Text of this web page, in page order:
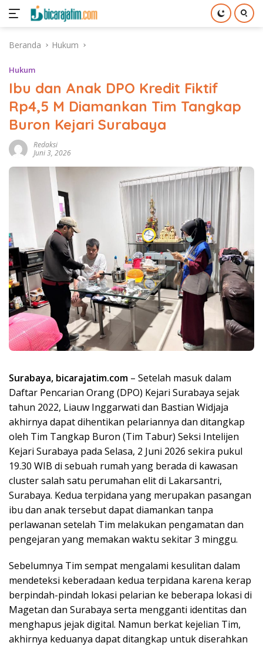
Beranda Hukum
Hukum
Ibu dan Anak DPO Kredit Fiktif
Rp4,5 M Diamankan Tim Tangkap
Buron Kejari Surabaya
Redaksi
Juni 3, 2026
Surabaya, bicarajatim.com – Setelah masuk dalam
Daftar Pencarian Orang (DPO) Kejari Surabaya sejak
tahun 2022, Liauw Inggarwati dan Bastian Widjaja
akhirnya dapat dihentikan pelariannya dan ditangkap
oleh Tim Tangkap Buron (Tim Tabur) Seksi Intelijen
Kejari Surabaya pada Selasa, 2 Juni 2026 sekira pukul
19.30 WIB di sebuah rumah yang berada di kawasan
cluster salah satu perumahan elit di Lakarsantri,
Surabaya. Kedua terpidana yang merupakan pasangan
ibu dan anak tersebut dapat diamankan tanpa
perlawanan setelah Tim melakukan pengamatan dan
pengejaran yang memakan waktu sekitar 3 minggu.
Sebelumnya Tim sempat mengalami kesulitan dalam
mendeteksi keberadaan kedua terpidana karena kerap
berpindah-pindah lokasi pelarian ke beberapa lokasi di
Magetan dan Surabaya serta mengganti identitas dan
menghapus jejak digital. Namun berkat kejelian Tim,
akhirnya keduanya dapat ditangkap untuk diserahkan